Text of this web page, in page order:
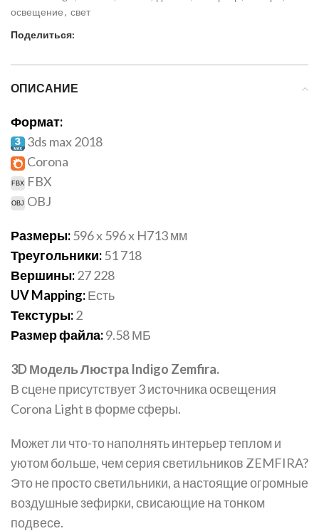
освещение, свет
Поделиться:
ОПИСАНИЕ
Формат:
3ds max 2018
Corona
FBX
OBJ
Размеры:596 x 596 x H713 мм
Треугольники:51 718
Вершины:27 228
UV Mapping:Есть
Текстуры:2
Размер файла:9.58 МБ
3D Модель Люстра Indigo Zemfira.
В сцене присутствует 3 источника освещения
Corona Light в форме сферы.
Может ли что-то наполнять интерьер теплом и
уютом больше, чем серия светильников ZEMFIRA?
Это не просто светильники, а настоящие огромные
воздушные зефирки, свисающие на тонком
подвесе.